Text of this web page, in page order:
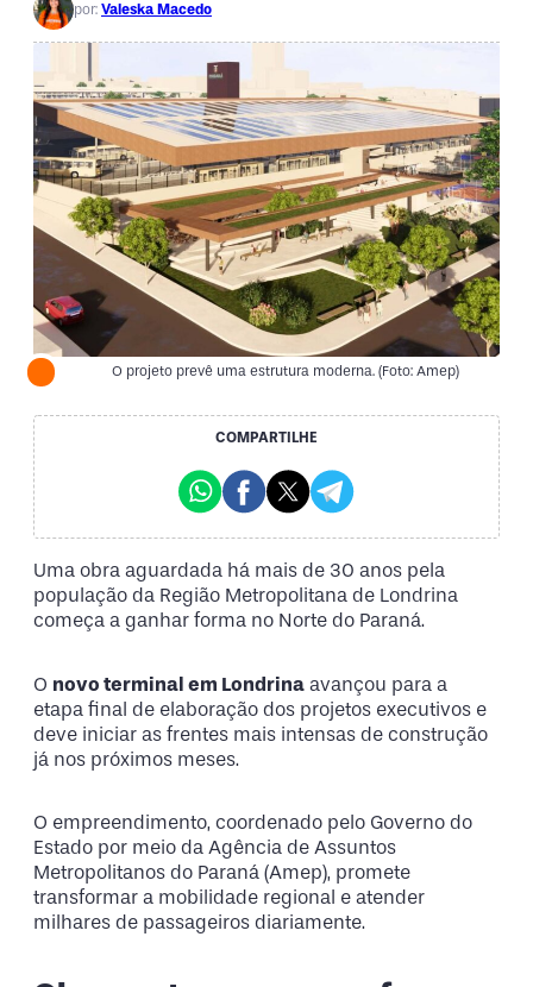
por: Valeska Macedo
O projeto prevê uma estrutura moderna. (Foto: Amep)
COMPARTILHE
Uma obra aguardada há mais de 30 anos pela
população da Região Metropolitana de Londrina
começa a ganhar forma no Norte do Paraná.
O novo terminal em Londrina avançou para a
etapa final de elaboração dos projetos executivos e
deve iniciar as frentes mais intensas de construção
já nos próximos meses.
O empreendimento, coordenado pelo Governo do
Estado por meio da Agência de Assuntos
Metropolitanos do Paraná (Amep), promete
transformar a mobilidade regional e atender
milhares de passageiros diariamente.